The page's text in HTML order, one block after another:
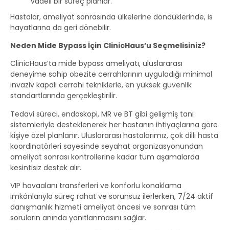
Hastalar, ameliyat sonrasında ülkelerine döndüklerinde, is
hayatlarına da geri dönebilir.
Neden Mide Bypass İçin ClinicHaus’u Seçmelisiniz?
ClinicHaus’ta mide bypass ameliyatı, uluslararası
deneyime sahip obezite cerrahlarının uyguladığı minimal
invaziv kapalı cerrahi tekniklerle, en yüksek güvenlik
standartlarında gerçekleştirilir.
Tedavi süreci, endoskopi, MR ve BT gibi gelişmiş tanı
sistemleriyle desteklenerek her hastanın ihtiyaçlarına göre
kişiye özel planlanır. Uluslararası hastalarımız, çok dilli hasta
koordinatörleri sayesinde seyahat organizasyonundan
ameliyat sonrası kontrollerine kadar tüm aşamalarda
kesintisiz destek alır.
VIP havaalanı transferleri ve konforlu konaklama
imkânlarıyla süreç rahat ve sorunsuz ilerlerken, 7/24 aktif
danışmanlık hizmeti ameliyat öncesi ve sonrası tüm
soruların anında yanıtlanmasını sağlar.